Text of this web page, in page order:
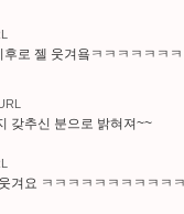
로 젤 웃겨욬ㅋㅋㅋㅋㅋㅋㅋ
갖추신 분으로 밝혀져~~
겨요 ㅋㅋㅋㅋㅋㅋㅋㅋㅋㅋ